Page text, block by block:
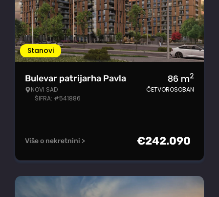
Stanovi
Bulevar patrijarha Pavla
NOVI SAD
ŠIFRA: #541886
86 m2
ČETVOROSOBAN
Više o nekretnini > €242.090